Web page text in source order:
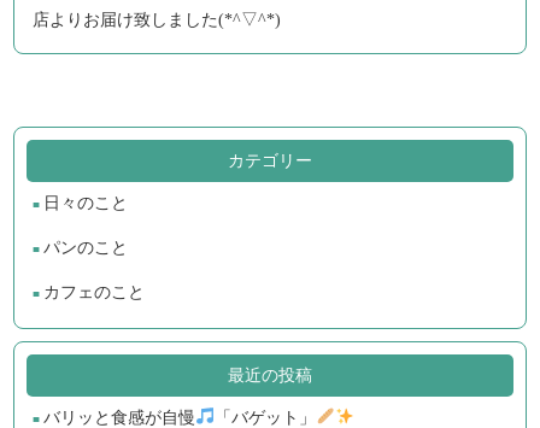
店よりお届け致しました(*^▽^*)
カテゴリー
日々のこと
パンのこと
カフェのこと
最近の投稿
バリッと食感が自慢 「バゲット」